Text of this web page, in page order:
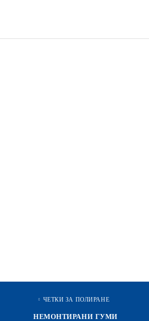
ЧЕТКИ ЗА ПОЛИРАНЕ
НЕМОНТИРАНИ ГУМИ